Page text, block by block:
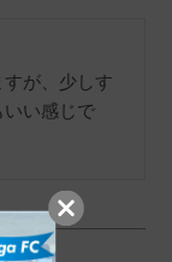
が、少しす
いい感じで